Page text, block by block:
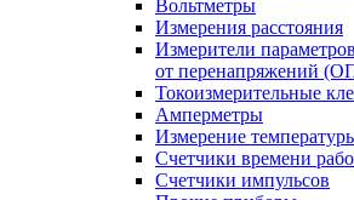
Вольтметры
Измерения расстояния
Измерители
от перенапряжений
Токоизмерительные
Амперметры
Измерение
Счетчики времени
Счетчики импульсов